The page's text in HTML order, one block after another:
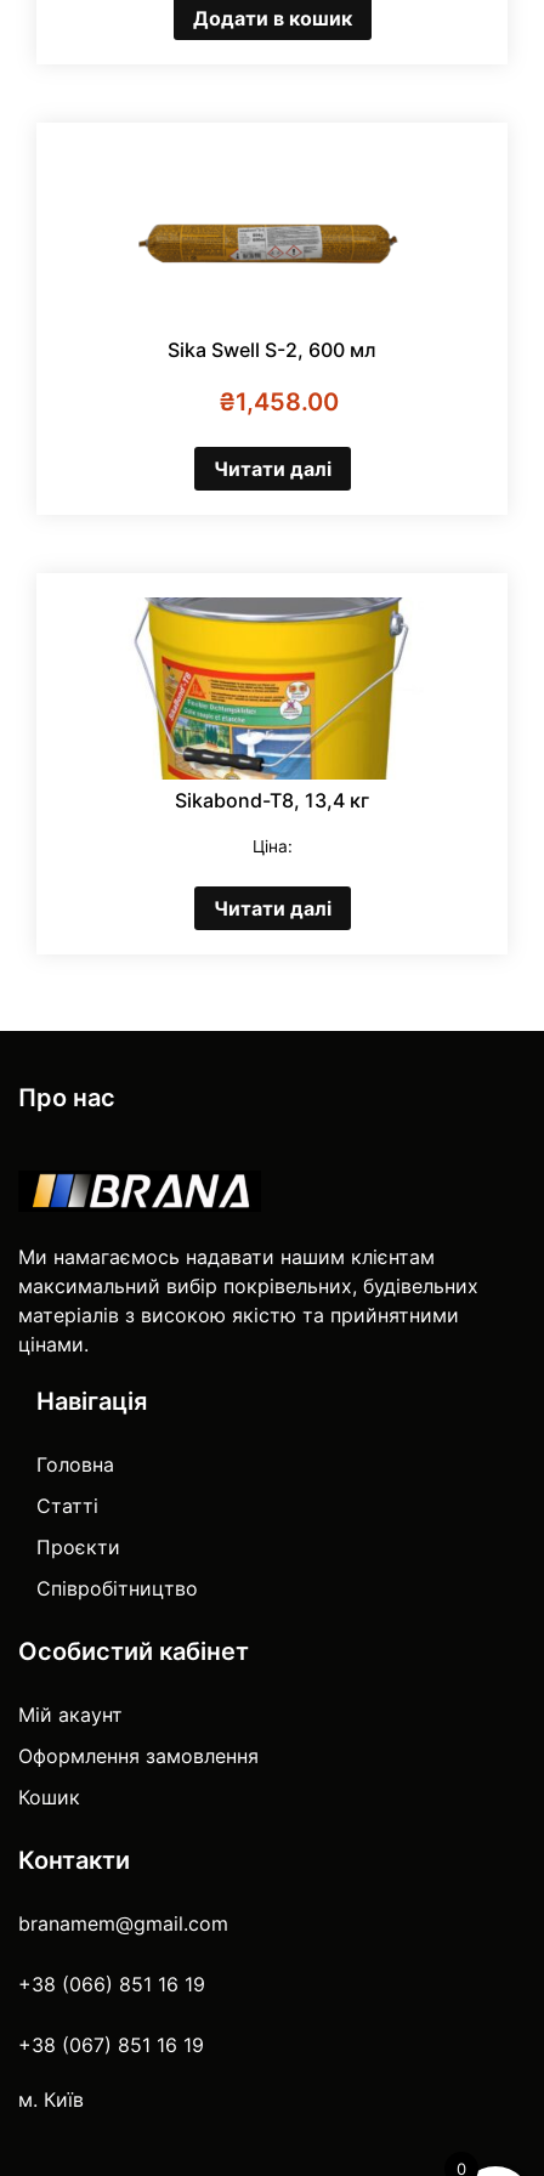
Додати в кошик
Sika Swell S-2, 600 мл
₴1,458.00
Читати далі
Sikabond-T8, 13,4 кг
Ціна:
Читати далі
Про нас
Ми намагаємось надавати нашим клієнтам
максимальний вибір покрівельних, будівельних
матеріалів з високою якістю та прийнятними
цінами.
Навігація
Головна
Статті
Проєкти
Співробітництво
Особистий кабінет
Мій акаунт
Оформлення замовлення
Кошик
Контакти
branamem@gmail.com
+38 (066) 851 16 19
+38 (067) 851 16 19
м. Київ
0